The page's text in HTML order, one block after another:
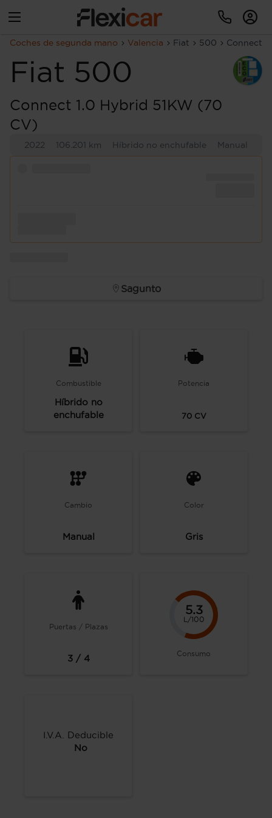
Coches de segunda mano Valencia Fiat 500 Connect
Fiat 500
Connect 1.0 Hybrid 51KW (70
CV)
2022 106.201 km Híbrido no enchufable Manual
Sagunto
Combustible
Híbrido no
enchufable
Potencia
70CV
Cambio
Manual
Color
Gris
Puertas / Plazas
3 / 4
5.3
L/100
Consumo
I.V.A. Deducible
No